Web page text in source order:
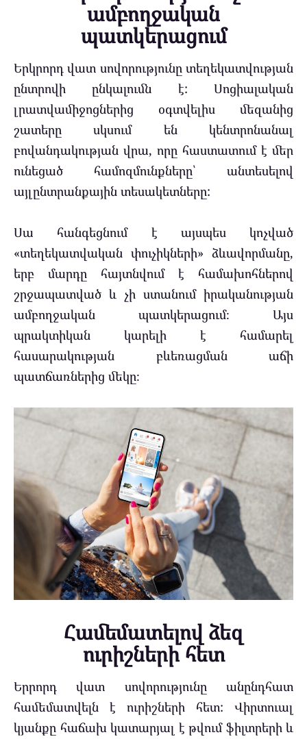
ամբողջական
պատկերացում
Երկրորդ վատ սովորությունը տեղեկատվության
ընտրովի ընկալումն է: Սոցիալական
լրատվամիջոցներից օգտվելիս մեզանից
շատերը սկսում են կենտրոնանալ
բովանդակության վրա, որը հաստատում է մեր
ունեցած համոզմունքները՝ անտեսելով
այլընտրանքային տեսակետները:
Սա հանգեցնում է այսպես կոչված
«տեղեկատվական փուչիկների» ձևավորմանը,
երբ մարդը հայտնվում է համախոհներով
շրջապատված և չի ստանում իրականության
ամբողջական պատկերացում։ Այս
պրակտիկան կարելի է համարել
հասարակության բևեռացման աճի
պատճառներից մեկը։
Համեմատելով ձեզ
ուրիշների հետ
Երրորդ վատ սովորությունը անընդհատ
համեմատվելն է ուրիշների հետ: Վիրտուալ
կյանքը հաճախ կատարյալ է թվում ֆիլտրերի և